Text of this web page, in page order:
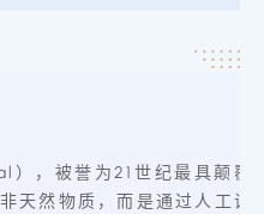
，被誉为21世纪最具颠覆
天然物质，而是通过人工设